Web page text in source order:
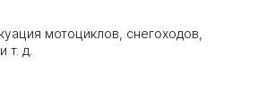
мотоциклов, снегоходов,
т. д.